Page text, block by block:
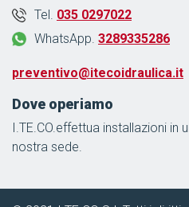
Tel. 035 0297022
WhatsApp. 3289335286
preventivo@itecoidraulica.it
Dove operiamo
I.TE.CO.effettua installazioni in
nostra sede.